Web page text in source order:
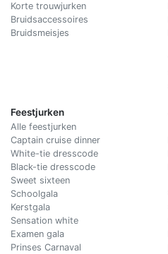
Korte trouwjurken
Bruidsaccessoires
Bruidsmeisjes
Feestjurken
Alle feestjurken
Captain cruise dinner
White-tie dresscode
Black-tie dresscode
Sweet sixteen
Schoolgala
Kerstgala
Sensation white
Examen gala
Prinses Carnaval